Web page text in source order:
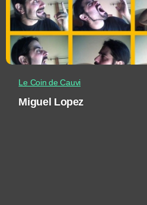
Le Coin de Cauvi
Miguel Lopez